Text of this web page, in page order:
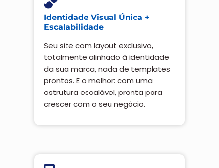
Identidade Visual Única +
Escalabilidade
Seu site com layout exclusivo,
totalmente alinhado à identidade
da sua marca, nada de templates
prontos. E o melhor: com uma
estrutura escalável, pronta para
crescer com o seu negócio.